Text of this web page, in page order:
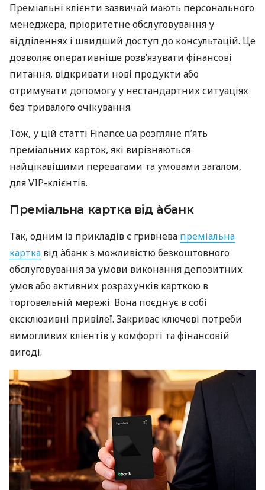
Преміальні клієнти зазвичай мають персонального
менеджера, пріоритетне обслуговування у
відділеннях і швидший доступ до консультацій. Це
дозволяє оперативніше розв’язувати фінансові
питання, відкривати нові продукти або
отримувати допомогу у нестандартних ситуаціях
без тривалого очікування.
Тож, у цій статті Finance.ua розгляне п’ять
преміальних карток, які вирізняються
найцікавішими перевагами та умовами загалом,
для VIP-клієнтів.
Преміальна картка від àбанк
Так, одним із прикладів є гривнева преміальна
картка від àбанк з можливістю безкоштовного
обслуговування за умови виконання депозитних
умов або активних розрахунків карткою в
торговельній мережі. Вона поєднує в собі
ексклюзивні привілеї. Закриває ключові потреби
вимогливих клієнтів у комфорті та фінансовій
вигоді.